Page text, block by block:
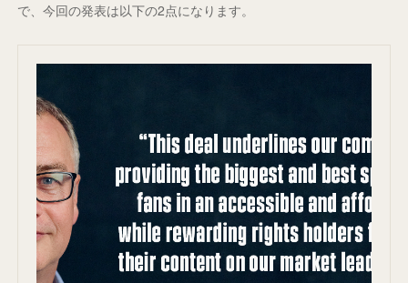
で、今回の発表は以下の2点になります。